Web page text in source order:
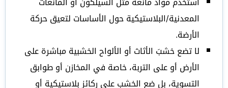
المعدنية/البلاستيكية حول الأساسات لتعيق حركة
الأرضة.
لا تضع خشبَ الأثاث أو الألواح الخشبية مباشرة على
الأرض أو على التربة، خاصة في المخازن أو طوابق
التسوية، بل ضع الخشب على ركائز بلاستيكية أو